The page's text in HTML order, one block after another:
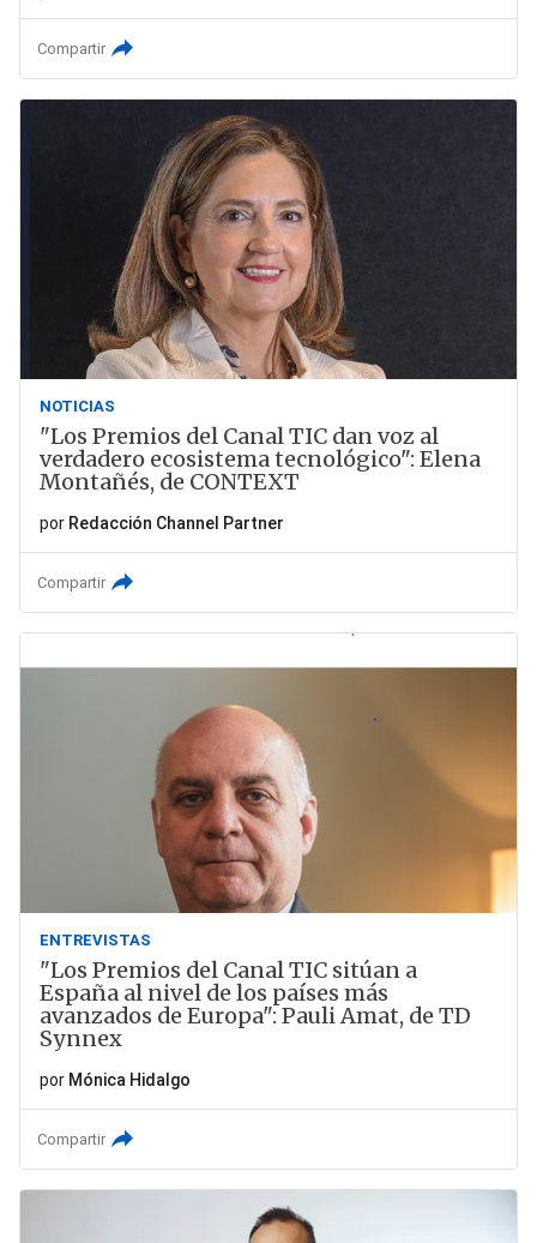
Compartir
NOTICIAS
"Los Premios del Canal TIC dan voz al
verdadero ecosistema tecnológico": Elena
Montañés, de CONTEXT
por Redacción Channel Partner
Compartir
ENTREVISTAS
"Los Premios del Canal TIC sitúan a
España al nivel de los países más
avanzados de Europa": Pauli Amat, de TD
Synnex
por Mónica Hidalgo
Compartir